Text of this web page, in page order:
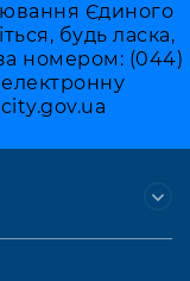
Єдиного
будь ласка,
номером: (044)